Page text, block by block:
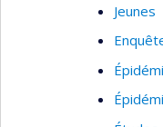
Jeunes